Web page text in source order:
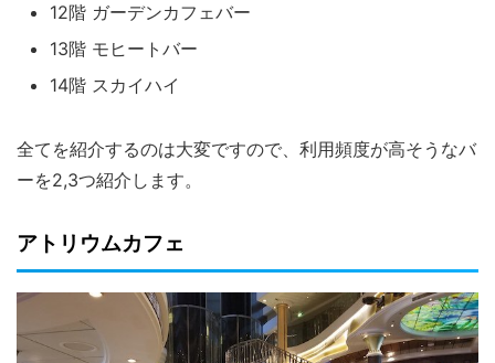
12階 ガーデンカフェバー
13階 モヒートバー
14階 スカイハイ
全てを紹介するのは大変ですので、利用頻度が高そうなバ
ーを2,3つ紹介します。
アトリウムカフェ